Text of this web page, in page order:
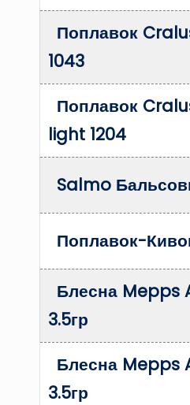
Поплавок
1043
Поплавок
light 1204
Salmo
Поплавок-
Блесна Mepps
3.5гр
Блесна Mepps
3.5гр